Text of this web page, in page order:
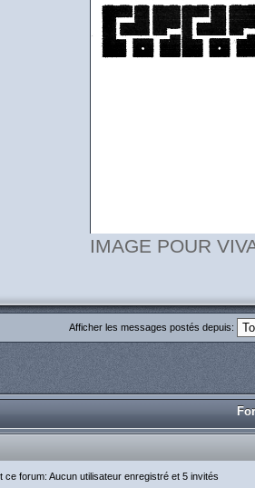
IMAGE POUR
Afficher les messages postés depuis:
ce forum: Aucun utilisateur enregistré et 5 invités